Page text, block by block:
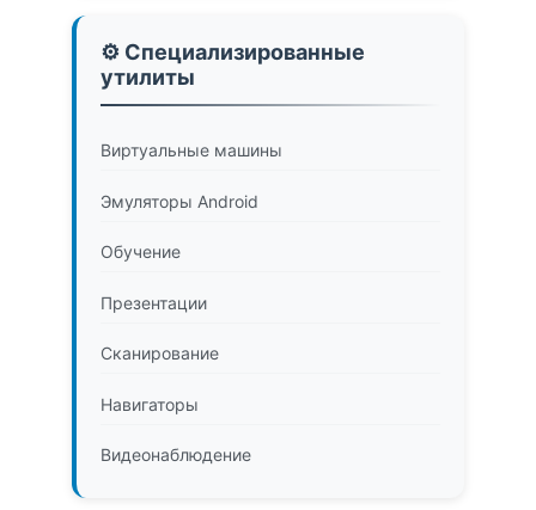
⚙️ Специализированные
утилиты
Виртуальные машины
Эмуляторы Android
Обучение
Презентации
Сканирование
Навигаторы
Видеонаблюдение